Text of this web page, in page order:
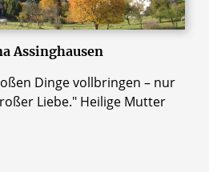
Assinghausen
Dinge vollbringen – nur
Liebe." Heilige Mutter